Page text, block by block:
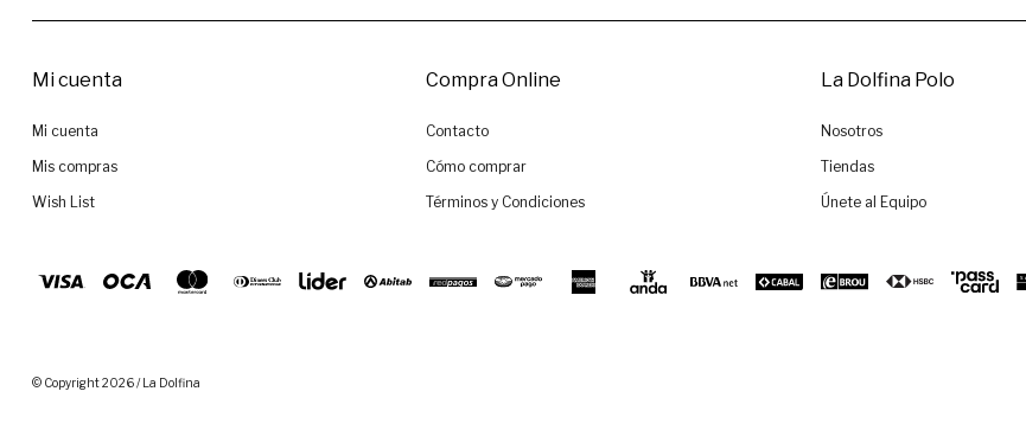
Mi cuenta
Mi cuenta
Mis compras
Wish List
Compra Online
Contacto
Cómo comprar
Términos y Condiciones
La Dolfina Polo
Nosotros
Tiendas
Únete al Equipo
© Copyright 2026 / La Dolfina